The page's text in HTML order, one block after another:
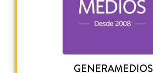
GENERAMEDIOS